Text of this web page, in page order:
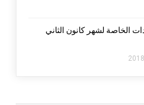
الخاصة لشهر كانون الثاني